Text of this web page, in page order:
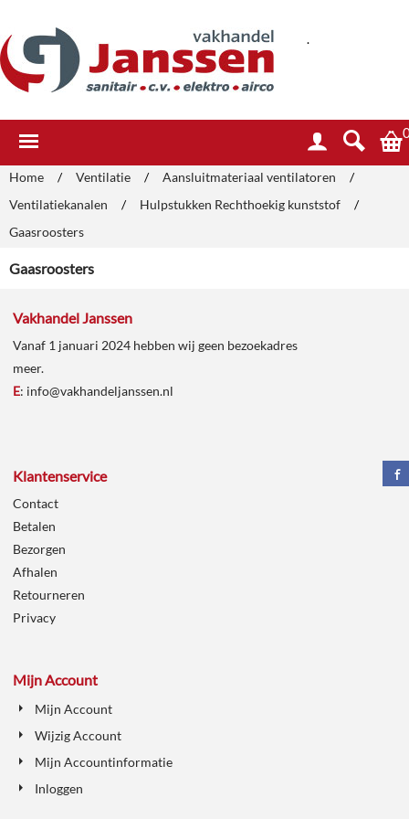
.
Home / Ventilatie / Aansluitmateriaal ventilatoren
/
Ventilatiekanalen
/ Hulpstukken Rechthoekig kunststof
/
Gaasroosters
Gaasroosters
Vakhandel Janssen
Vanaf 1 januari 2024 hebben wij geen bezoekadres
meer.
E: info@vakhandeljanssen.nl
Klantenservice
Contact
Betalen
Bezorgen
Afhalen
Retourneren
Privacy
Mijn Account
Mijn Account
Wijzig Account
Mijn Accountinformatie
Inloggen